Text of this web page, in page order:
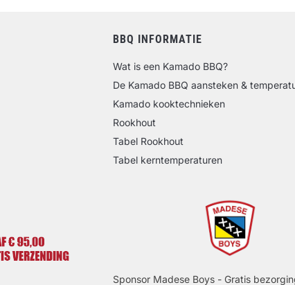
BBQ INFORMATIE
Wat is een Kamado BBQ?
De Kamado BBQ aansteken &
Kamado kooktechnieken
Rookhout
Tabel Rookhout
Tabel kerntemperaturen
Sponsor Madese Boys - Gratis